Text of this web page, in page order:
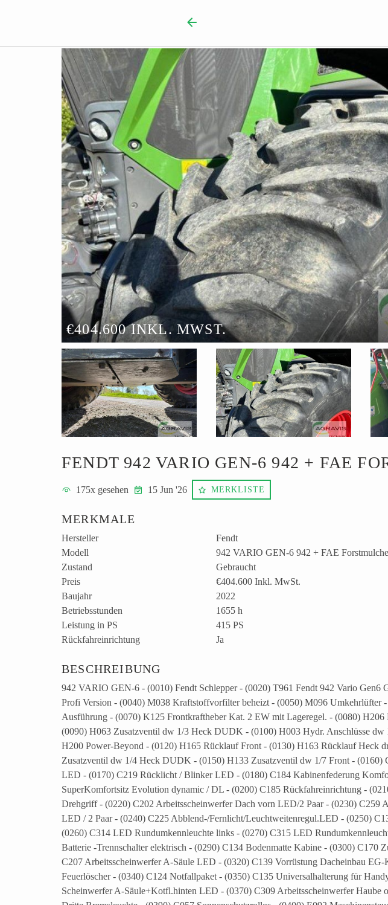
€404.600 INKL. MWST.
FENDT 942 VARIO GEN-6 942 + FAE
175x gesehen 15 Jun '26 MERKLISTE
MERKMALE
Hersteller
Fendt
Modell
942 VARIO GEN-6 942 + FAE
Zustand
Gebraucht
Preis
€404.600 Inkl. MwSt.
Baujahr
2022
Betriebsstunden
1655 h
Leistung in PS
415 PS
Rückfahreinrichtung
Ja
BESCHREIBUNG
942 VARIO GEN-6 - (0010) Fendt Schlepper - (0020) T961 Fendt 942 Vario Gen6
Profi Version - (0040) M038 Kraftstoffvorfilter beheizt - (0050) M096 Umkehrlüfter
Ausführung - (0070) K125 Frontkraftheber Kat. 2 EW mit Lageregel. - (0080)
(0090) H063 Zusatzventil dw 1/3 Heck DUDK - (0100) H003 Hydr. Anschlüsse
H200 Power-Beyond - (0120) H165 Rücklauf Front - (0130) H163 Rücklauf Heck
Zusatzventil dw 1/4 Heck DUDK - (0150) H133 Zusatzventil dw 1/7 Front - (0160)
LED - (0170) C219 Rücklicht / Blinker LED - (0180) C184 Kabinenfederung
SuperKomfortsitz Evolution dynamic / DL - (0200) C185 Rückfahreinrichtung -
Drehgriff - (0220) C202 Arbeitsscheinwerfer Dach vorn LED/2 Paar - (0230) C259
LED / 2 Paar - (0240) C225 Abblend-/Fernlicht/Leuchtweitenregul.LED - (0250)
(0260) C314 LED Rundumkennleuchte links - (0270) C315 LED
Batterie -Trennschalter elektrisch - (0290) C134 Bodenmatte Kabine - (0300) C170
C207 Arbeitsscheinwerfer A-Säule LED - (0320) C139 Vorrüstung Dacheinbau
Feuerlöscher - (0340) C124 Notfallpaket - (0350) C135 Universalhalterung für
Scheinwerfer A-Säule+Kotfl.hinten LED - (0370) C309 Arbeitsscheinwerfer Haube